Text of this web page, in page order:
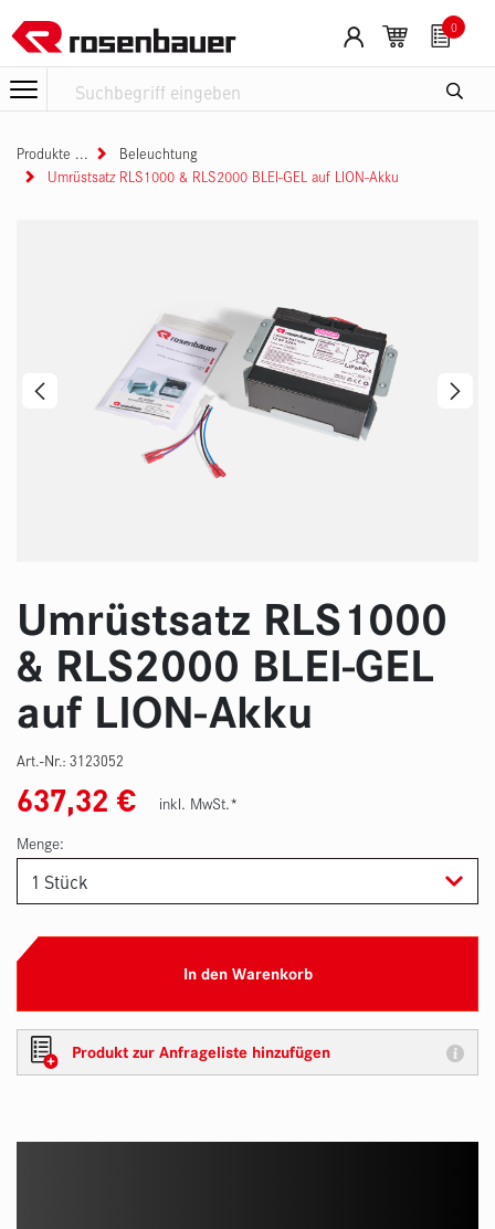
0
Produkte
Beleuchtung
Umrüstsatz RLS1000 & RLS2000 BLEI-GEL auf LION-Akku
Umrüstsatz RLS1000
& RLS2000 BLEI-GEL
auf LION-Akku
Art.-Nr.: 3123052
637,32 €
inkl. MwSt.*
Menge:
In den Warenkorb
Produkt zur Anfrageliste hinzufügen